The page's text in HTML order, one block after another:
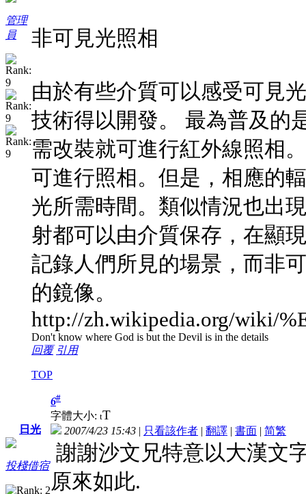
管理
員
非可見光照相
由於有些介質可以感受可見
技術得以開發。 最為普及的
需改裝就可進行紅外線照相
可進行照相。但是，相應的
光所需時間。類似情況也出
射都可以由介質保存，在顯
記錄人們所見的場景，而非
的鏡像。
http://zh.wikipedia.org/wiki/
Don't know where God is but the Devil is in the details
回覆 引用
TOP
日光
投棧借宿
6#
字體大小: tT
2007/4/23 15:43 | 只看該作者 | 翻譯 | 書面 | 简繁
謝謝沙文兄特意以大漢文
原來如此.